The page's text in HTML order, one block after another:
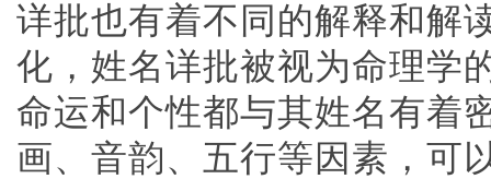
详批也有着不同的解释和解
化，姓名详批被视为命理学
命运和个性都与其姓名有着
画、音韵、五行等因素，可